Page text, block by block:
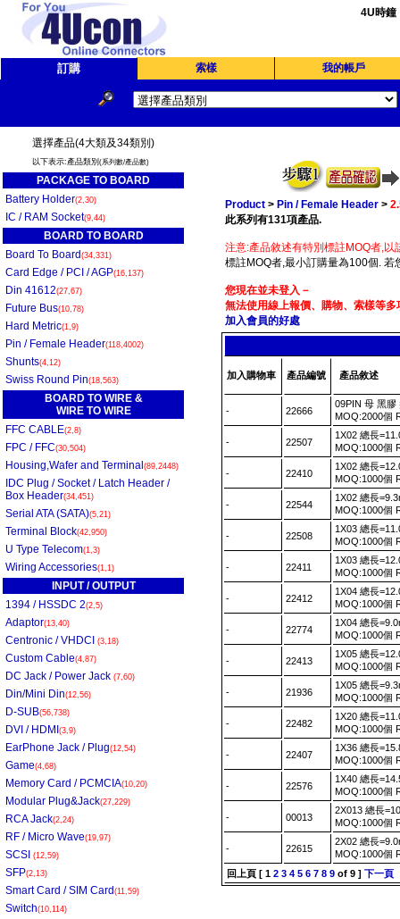
4U時鐘
訂購 索樣 我的帳戶
選擇產品(4大類及34類別)
以下表示:產品類別 (系列數/產品數)
PACKAGE TO BOARD
Battery Holder(2,30)
IC / RAM Socket(9,44)
BOARD TO BOARD
Board To Board (34,331)
Card Edge / PCI / AGP(16,137)
Din 41612(27,67)
Future Bus(10,78)
Hard Metric(1,9)
Pin / Female Header(118,4002)
Shunts(4,12)
Swiss Round Pin(18,563)
BOARD TO WIRE &
WIRE TO WIRE
FFC CABLE(2,8)
FPC / FFC(30,504)
Housing,Wafer and Terminal (89,2448)
IDC Plug / Socket / Latch Header /
Box Header(34,451)
Serial ATA (SATA)(5,21)
Terminal Block(42,950)
U Type Telecom(1,3)
Wiring Accessories(1,1)
INPUT / OUTPUT
1394 / HSSDC 2(2,5)
Adaptor(13,40)
Centronic / VHDCI (3,18)
Custom Cable(4,87)
DC Jack / Power Jack (7,60)
Din/Mini Din(12,56)
D-SUB(56,738)
DVI / HDMI (3,9)
EarPhone Jack / Plug(12,54)
Game(4,68)
Memory Card / PCMCIA(10,20)
Modular Plug&Jack(27,229)
RCA Jack(2,24)
RF / Micro Wave(19,97)
SCSI (12,59)
SFP(2,13)
Smart Card / SIM Card (11,59)
Switch(10,114)
Product > Pin / Female Header >
此系列有131項產品.
注意:產品敘述有特別標註MOQ者,以
標註MOQ者,最小訂購量為100個.
您現在並未登入－
無法使用線上報價、購物、索樣等
加入會員的好處
加入購物車 產品編號 產品敘述
- 22666
09PIN 母 黑膠
MOQ:2000個
- 22507
1X02 總長
MOQ:1000個
- 22410
1X02 總長
MOQ:1000個
- 22544
1X02 總長
MOQ:1000個
- 22508
1X03 總長
MOQ:1000個
- 22411
1X03 總長
MOQ:1000個
- 22412
1X04 總長
MOQ:1000個
- 22774
1X04 總長
MOQ:1000個
- 22413
1X05 總長
MOQ:1000個
- 21936
1X05 總長
MOQ:1000個
- 22482
1X20 總長
MOQ:1000個
- 22407
1X36 總長
MOQ:1000個
- 22576
1X40 總長
MOQ:1000個
- 00013
2X013 總長
MOQ:1000個
- 22615
2X02 總長
MOQ:1000個
回上頁 [ 1 2 3 4 5 6 7 8 9 of 9 ] 下一頁